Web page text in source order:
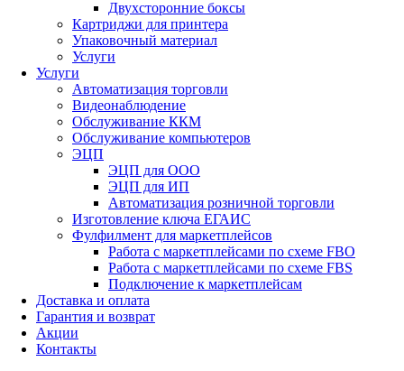
Двухсторонние боксы
Картриджи для принтера
Упаковочный материал
Услуги
Услуги
Автоматизация торговли
Видеонаблюдение
Обслуживание ККМ
Обслуживание компьютеров
ЭЦП
ЭЦП для ООО
ЭЦП для ИП
Автоматизация розничной торговли
Изготовление ключа ЕГАИС
Фулфилмент для маркетплейсов
Работа с маркетплейсами по схеме FBO
Работа с маркетплейсами по схеме FBS
Подключение к маркетплейсам
Доставка и оплата
Гарантия и возврат
Акции
Контакты